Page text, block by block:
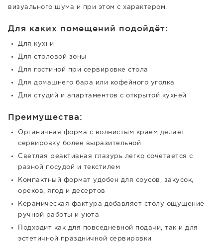
визуального шума и при этом с характером.
Для каких помещений подойдёт:
Для кухни
Для столовой зоны
Для гостиной при сервировке стола
Для домашнего бара или кофейного уголка
Для студий и апартаментов с открытой кухней
Преимущества:
Органичная форма с волнистым краем делает
сервировку более выразительной
Светлая реактивная глазурь легко сочетается с
разной посудой и текстилем
Компактный формат удобен для соусов, закусок,
орехов, ягод и десертов
Керамическая фактура добавляет столу ощущение
ручной работы и уюта
Подходит как для повседневной подачи, так и для
эстетичной праздничной сервировки